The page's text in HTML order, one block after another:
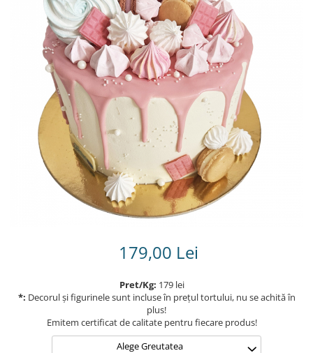
Torturi in frosting- crema pentru
Torturi cu flori
Tortulețe 1.7 kg - 2 kg
179,00 Lei
Pret/Kg: 179 lei
*: Decorul și figurinele sunt incluse în prețul tortului, nu se achită în
plus!
Emitem certificat de calitate pentru fiecare produs!
Alege Greutatea